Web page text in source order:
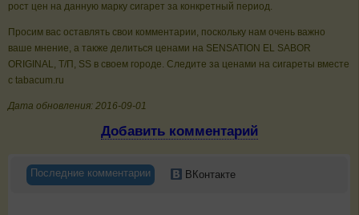
рост цен на данную марку сигарет за конкретный период.
Просим вас оставлять свои комментарии, поскольку нам очень важно
ваше мнение, а также делиться ценами на SENSATION EL SABOR
ORIGINAL, Т/П, SS в своем городе. Следите за ценами на сигареты вместе
с tabacum.ru
Дата обновления: 2016-09-01
Добавить комментарий
Последние комментарии ВКонтакте